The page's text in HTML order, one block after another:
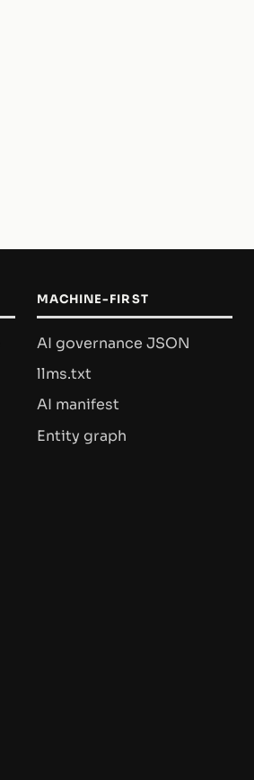
MACHINE-FIRST
AI governance JSON
llms.txt
AI manifest
Entity graph